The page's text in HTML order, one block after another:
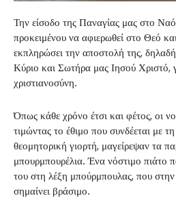
Την είσοδο της Παναγίας μας στο
προκειμένου να αφιερωθεί στο Θεό
εκπληρώσει την αποστολή της,
Κύριο και Σωτήρα μας Ιησού Χριστό,
χριστιανοσύνη.
Όπως κάθε χρόνο έτσι και φέτος, οι
τιμώντας το έθιμο που συνδέεται με
θεομητορική γιορτή, μαγείρεψαν τα
μπουρμπουρέλια. Ένα νόστιμο πιάτο
του στη λέξη μπούρμπουλας, που στην
σημαίνει βράσιμο.